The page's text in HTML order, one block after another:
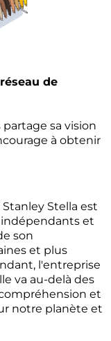
de
sa vision
à obtenir
Stella est
et
son
et plus
l'entreprise
va au-delà des
et
notre planète et